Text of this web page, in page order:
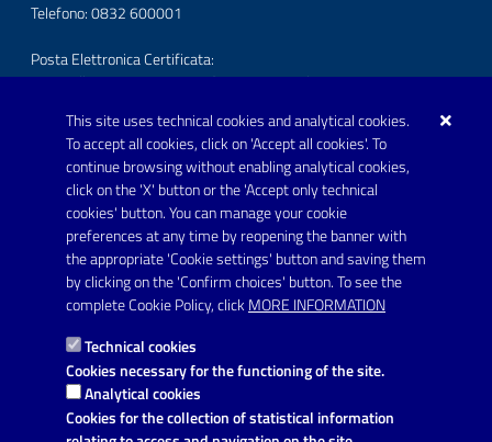
This site uses technical cookies and analytical cookies.
To accept all cookies, click on 'Accept all cookies'. To
continue browsing without enabling analytical cookies,
click on the 'X' button or the 'Accept only technical
cookies' button. You can manage your cookie
preferences at any time by reopening the banner with
the appropriate 'Cookie settings' button and saving them
by clicking on the 'Confirm choices' button. To see the
complete Cookie Policy, click MORE INFORMATION
Technical cookies
Cookies necessary for the functioning of the site.
Analytical cookies
Cookies for the collection of statistical information
Telefono: 0832 600001
Posta Elettronica Certificata:
protocollo.comunecarmiano@pec.rupar.puglia.it
URP - Ufficio Relazioni con il Pubblico
FOLLOW US ON
Youtube
Link utili
Informativa privacy
Dichiarazione di accessibilità
Note legali